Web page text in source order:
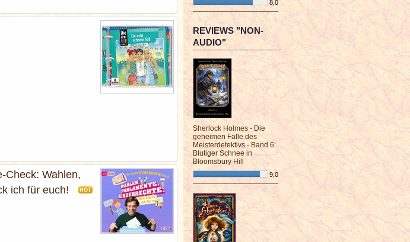
Check: Wahlen,
ich für euch!
HOT
8,0
¯¯¯¯¯¯¯¯¯¯¯¯¯¯¯¯¯¯¯¯¯¯¯¯
REVIEWS "NON-
AUDIO"
Sherlock Holmes - Die
geheimen Fälle des
Meisterdetektivs - Band 6:
Blutiger Schnee in
Bloomsbury Hill
9,0
¯¯¯¯¯¯¯¯¯¯¯¯¯¯¯¯¯¯¯¯¯¯¯¯